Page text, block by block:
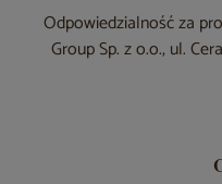
Odpowiedzialność za
Group Sp. z o.o., ul.